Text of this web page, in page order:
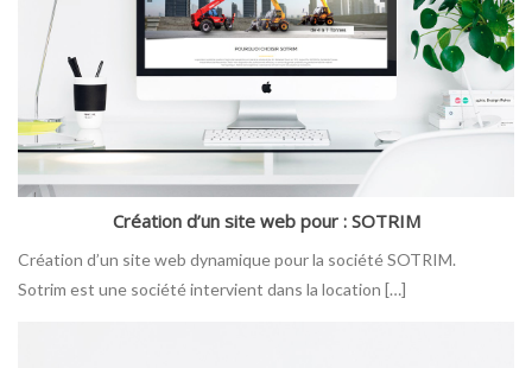
Création d’un site web pour : SOTRIM
Création d’un site web dynamique pour la société SOTRIM.
Sotrim est une société intervient dans la location […]